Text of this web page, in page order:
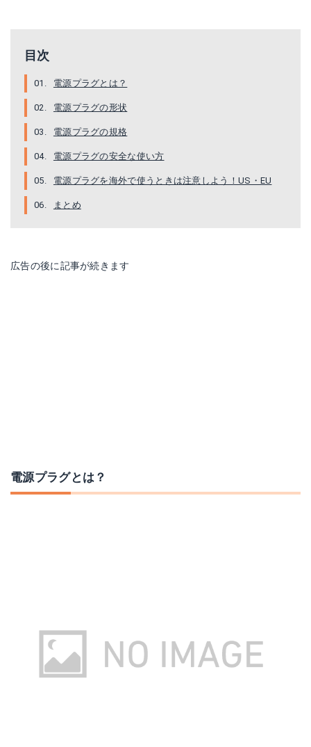
目次
電源プラグとは？
電源プラグの形状
電源プラグの規格
電源プラグの安全な使い方
電源プラグを海外で使うときは注意しよう！US・EU
まとめ
広告の後に記事が続きます
電源プラグとは？